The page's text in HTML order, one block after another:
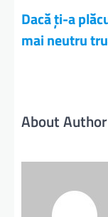
Dacă ți-a
mai neutru
About Author